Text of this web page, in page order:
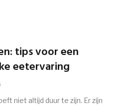
tips voor een
eetervaring
niet altijd duur te zijn. Er zijn